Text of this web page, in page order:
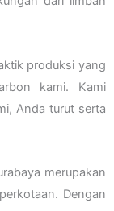
produksi yang
kami. Kami
Anda turut serta
merupakan
Dengan